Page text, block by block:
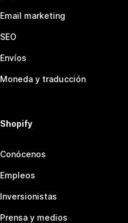
Email marketing
SEO
Envíos
Moneda y traducción
Shopify
Conócenos
Empleos
Inversionistas
Prensa y medios